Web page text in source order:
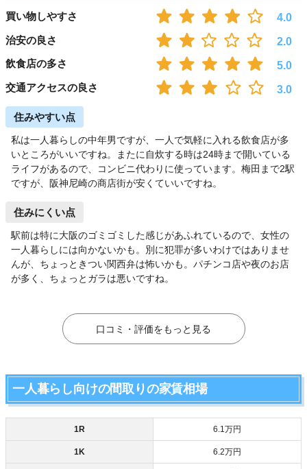
買い物しやすさ
4.0
治安の良さ
2.0
飲食店の多さ
5.0
交通アクセスの良さ
3.0
住みやすい点
私は一人暮らしの中年男ですが、一人で気軽に入れる飲食店が多
いところがいいですね。またに自炊する時は24時まで開いている
ライフがあるので、コンビニ代わりに使っています。梅田まで2駅
ですが、阪神尼崎の商店街が安くていいですね。
住みにくい点
駅前は特に大阪のゴミゴミした感じがあふれているので、女性の
一人暮らしには向かないかも。別に犯罪が多いわけではありませ
んが、ちょっときつい関西弁は怖いかも。パチンコ店や夜のお店
が多く、ちょっとガラは悪いですね。
口コミ・評価をもっと見る
一人暮らし向けの間取りの家賃相場
1R 6.1万円
1K 6.2万円